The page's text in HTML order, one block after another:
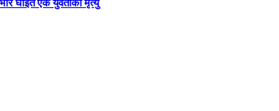
घाइते एक युवतीको मृत्यु